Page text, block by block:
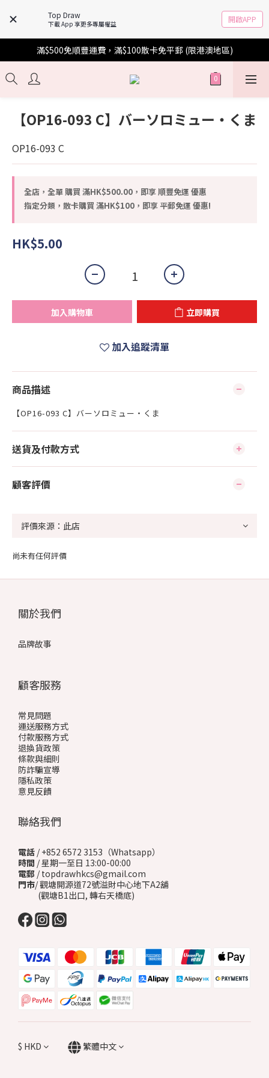
Top Draw
下載 App 享更多專屬權益 開啟APP
滿$500免順豐運費，滿$100散卡免平郵 (限港澳地區)
【OP16-093 C】バーソロミュー・くま
OP16-093 C
全店，全單 購買 滿HK$500.00，即享 順豐免運 優惠
指定分類，散卡購買 滿HK$100，即享 平郵免運 優惠!
HK$5.00
加入購物車 立即購買
加入追蹤清單
商品描述
【OP16-093 C】バーソロミュー・くま
送貨及付款方式
顧客評價
尚未有任何評價
關於我們
品牌故事
顧客服務
常見問題
運送服務方式
付款服務方式
退換貨政策
條款與細則
防詐騙宣導
隱私政策
意見反饋
聯絡我們
電話 / +852 6572 3153（Whatsapp）
時間 / 星期一至日 13:00-00:00
電郵 / topdrawhkcs@gmail.com
門市/ 觀塘開源道72號溢財中心地下A2舖
(觀塘B1出口, 轉右天橋底)
$ HKD 繁體中文